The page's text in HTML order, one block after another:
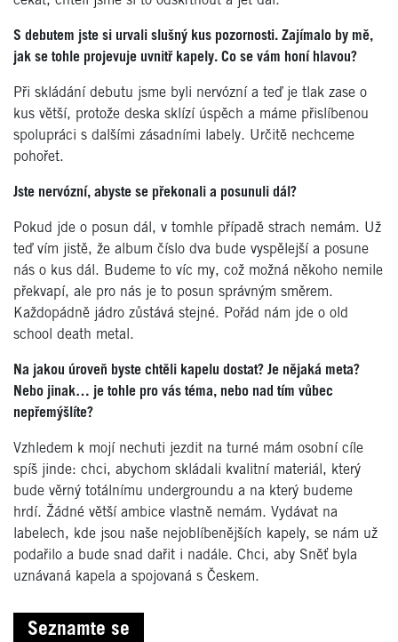
S debutem jste si urvali slušný kus pozornosti. Zajímalo by mě,
jak se tohle projevuje uvnitř kapely. Co se vám honí hlavou?
Při skládání debutu jsme byli nervózní a teď je tlak zase o
kus větší, protože deska sklízí úspěch a máme přislíbenou
spolupráci s dalšími zásadními labely. Určitě nechceme
pohořet.
Jste nervózní, abyste se překonali a posunuli dál?
Pokud jde o posun dál, v tomhle případě strach nemám. Už
teď vím jistě, že album číslo dva bude vyspělejší a posune
nás o kus dál. Budeme to víc my, což možná někoho nemile
překvapí, ale pro nás je to posun správným směrem.
Každopádně jádro zůstává stejné. Pořád nám jde o old
school death metal.
Na jakou úroveň byste chtěli kapelu dostat? Je nějaká meta?
Nebo jinak… je tohle pro vás téma, nebo nad tím vůbec
nepřemýšlíte?
Vzhledem k mojí nechuti jezdit na turné mám osobní cíle
spíš jinde: chci, abychom skládali kvalitní materiál, který
bude věrný totálnímu undergroundu a na který budeme
hrdí. Žádné větší ambice vlastně nemám. Vydávat na
labelech, kde jsou naše nejoblíbenějších kapely, se nám už
podařilo a bude snad dařit i nadále. Chci, aby Sněť byla
uznávaná kapela a spojovaná s Českem.
Seznamte se